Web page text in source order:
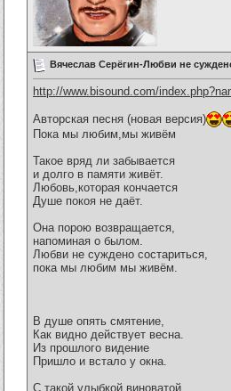
Вячеслав Серёгин-Любви не
http://www.bisound.com/
Авторская песня (новая версия)
Пока мы любим,мы живём
Такое вряд ли забывается
и долго в памяти живёт.
Любовь,которая кончается
Душе покоя не даёт.
Она порою возвращается,
напоминая о былом.
Любви не суждено состариться,
пока мы любим мы живём.
В душе опять смятение,
Как видно действует весна.
Из прошлого видение
Пришло и встало у окна.
С такой улыбкой виноватой,